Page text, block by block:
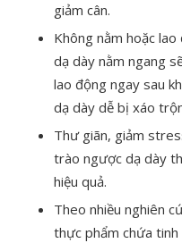
giảm cân.
Không nằm hoặc lao
dạ dày nằm ngang
lao động ngay sau
dạ dày dễ bị xáo
Thư giãn, giảm
trào ngược dạ dày
hiệu quả.
Theo nhiều nghiên
thực phẩm chứa